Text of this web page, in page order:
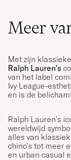
Meer
Met zijn
Ralph Lauren's
van het label
Ivy League-
en is de
Ralph Lauren's
wereldwijd
alles van
chino's tot meer
en urban casual